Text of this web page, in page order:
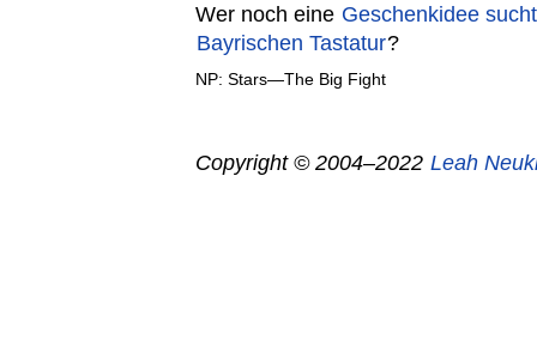
Wer noch eine Geschenkidee sucht
Bayrischen Tastatur?
NP: Stars—The Big Fight
Copyright © 2004–2022 Leah